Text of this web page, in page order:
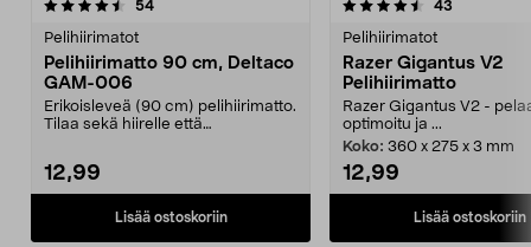
54arvostelut
Pelihiirimatot
Pelihiirimatto 90 cm, Deltaco
GAM-006
Erikoisleveä (90 cm) pelihiirimatto.
Tilaa sekä hiirelle että
12,99
Lisää ostoskoriin
4.5 viidestä
43
Pelihiirimatot
Razer Gigantus V2
Pelihiirimatto
Razer Gigantus V2 -
optimoitu ja ...
Koko: 360 x 275 x 3 mm
12,99
Lisää ostoskoriin
4.5 viidestä